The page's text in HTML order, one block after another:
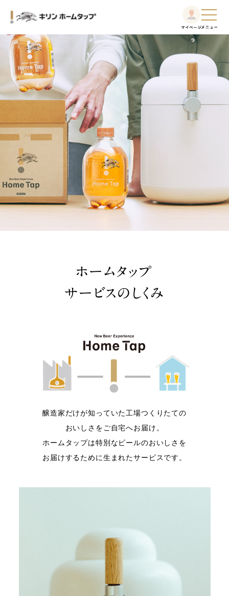
ホームタップ
サービスのしくみ
醸造家だけが知っていた工場つくりたての
おいしさをご自宅へお届け。
ホームタップは特別なビールのおいしさを
お届けするために生まれたサービスです。